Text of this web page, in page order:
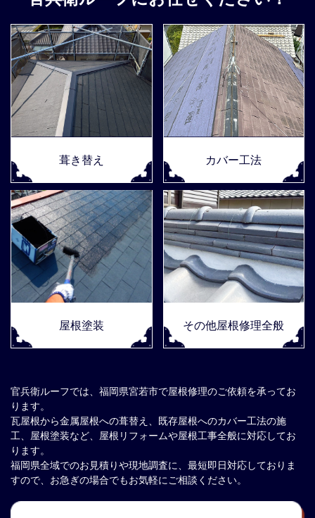
葺き替え カバー工法
屋根塗装 その他屋根修理全般
官兵衛ルーフでは、福岡県宮若市で屋根修理のご依頼を承ってお
ります。
瓦屋根から金属屋根への葺替え、既存屋根へのカバー工法の施
工、屋根塗装など、屋根リフォームや屋根工事全般に対応してお
ります。
福岡県全域でのお見積りや現地調査に、最短即日対応しておりま
すので、お急ぎの場合でもお気軽にご相談ください。